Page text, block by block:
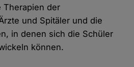
Therapien der
und Spitäler und die
in denen sich die Schüler
können.